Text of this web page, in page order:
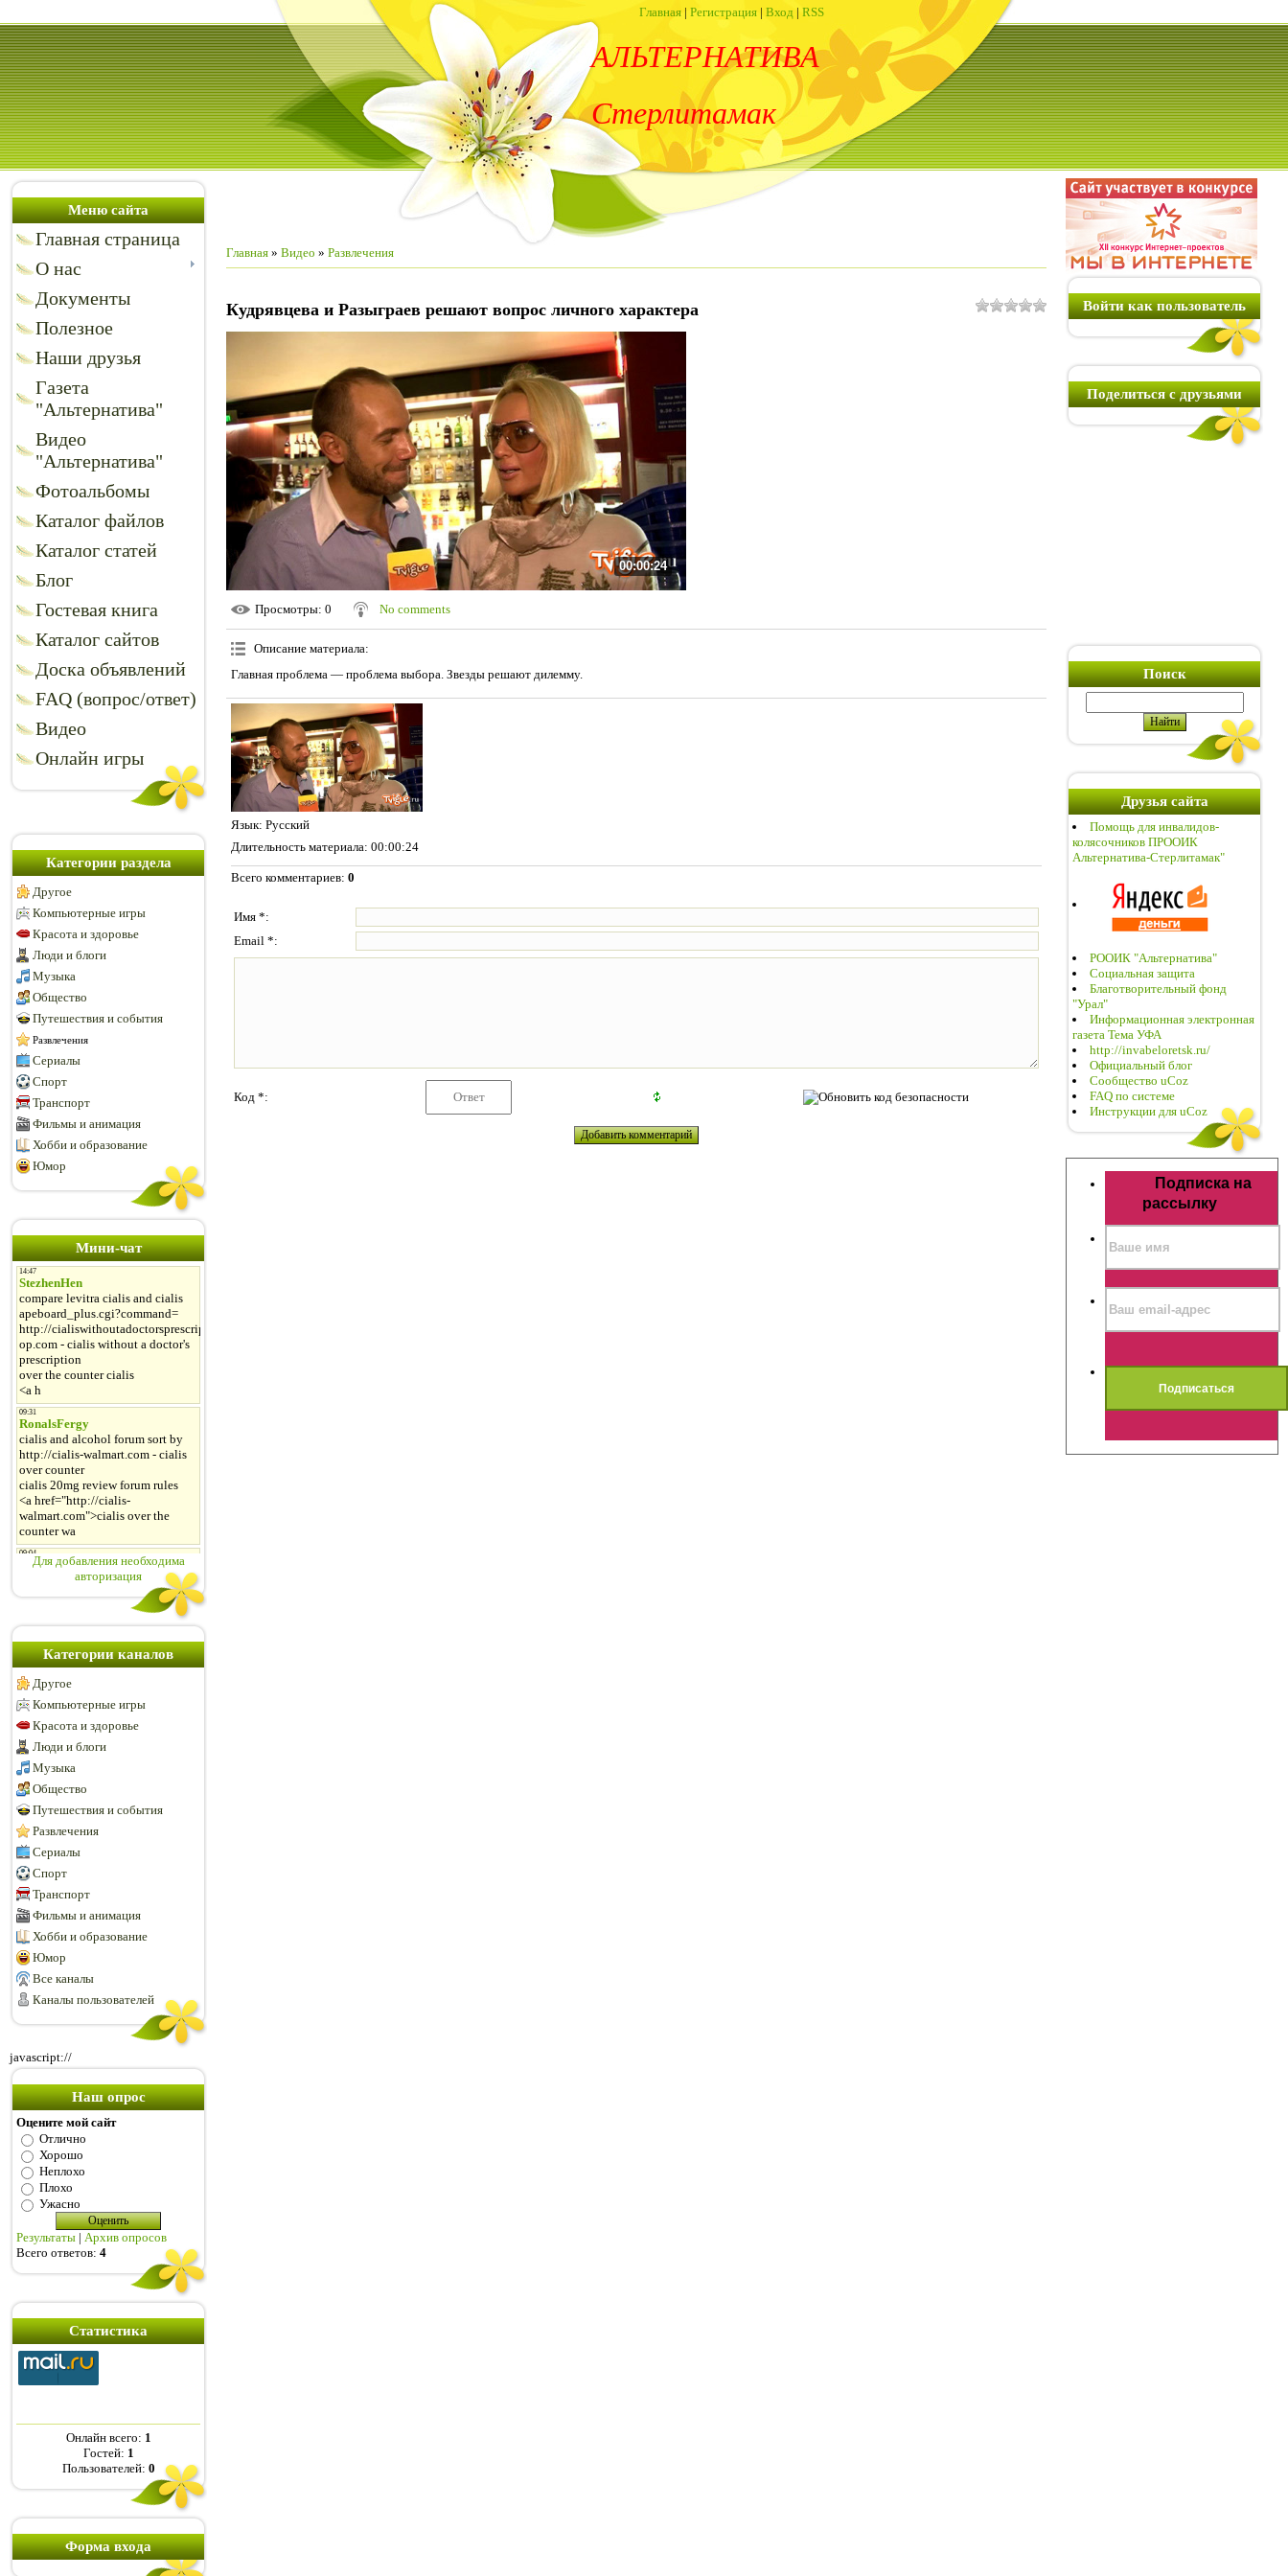
Главная | Регистрация | Вход | RSS
АЛЬТЕРНАТИВА
Стерлитамак
Меню сайта
Главная страница
О нас
Документы
Полезное
Наши друзья
Газета
"Альтернатива"
Видео
"Альтернатива"
Фотоальбомы
Каталог файлов
Каталог статей
Блог
Гостевая книга
Каталог сайтов
Доска объявлений
FAQ (вопрос/ответ)
Видео
Онлайн игры
Категории раздела
Другое
Компьютерные игры
Красота и здоровье
Люди и блоги
Музыка
Общество
Путешествия и события
Развлечения
Сериалы
Спорт
Транспорт
Фильмы и анимация
Хобби и образование
Юмор
Мини-чат
Для добавления необходима
авторизация
Категории каналов
Другое
Компьютерные игры
Красота и здоровье
Люди и блоги
Музыка
Общество
Путешествия и события
Развлечения
Сериалы
Спорт
Транспорт
Фильмы и анимация
Хобби и образование
Юмор
Все каналы
Каналы пользователей
javascript://
Наш опрос
Оцените мой сайт
Отлично
Хорошо
Неплохо
Плохо
Ужасно
Результаты | Архив опросов
Всего ответов: 4
Статистика
Онлайн всего: 1
Гостей: 1
Пользователей: 0
Форма входа
Главная » Видео » Развлечения
Кудрявцева и Разыграев решают вопрос личного характера
00:00:24
Просмотры: 0 No comments
Описание материала:
Главная проблема — проблема выбора. Звезды решают дилемму.
Язык: Русский
Длительность материала: 00:00:24
Всего комментариев: 0
Имя *:
Email *:
Код *:
Войти как пользователь
Поделиться с друзьями
Поиск
Друзья сайта
Помощь для инвалидов-
колясочников ПРООИК
Альтернатива-Стерлитамак"
РООИК "Альтернатива"
Социальная защита
Благотворительный фонд
"Урал"
Информационная электронная
газета Тема УФА
http://invabeloretsk.ru/
Официальный блог
Сообщество uCoz
FAQ по системе
Инструкции для uCoz
Подписка на
рассылку